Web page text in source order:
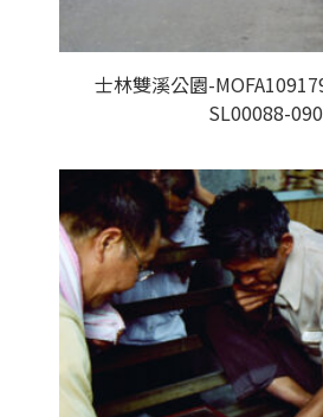
士林雙溪公園-
SL00088-090